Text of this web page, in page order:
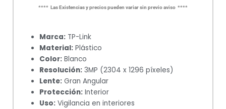
**** Las Existencias y precios pueden variar sin previo aviso ****
Marca: TP-Link
Material: Plástico
Color: Blanco
Resolución: 3MP (2304 x 1296 píxeles)
Lente: Gran Angular
Protección: Interior
Uso: Vigilancia en interiores